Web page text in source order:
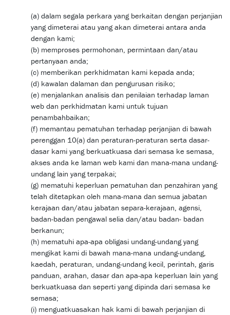
(a) dalam segala perkara yang berkaitan dengan perjanjian
yang dimeterai atau yang akan dimeterai antara anda
dengan kami;
(b) memproses permohonan, permintaan dan/atau
pertanyaan anda;
(c) memberikan perkhidmatan kami kepada anda;
(d) kawalan dalaman dan pengurusan risiko;
(e) menjalankan analisis dan penilaian terhadap laman
web dan perkhidmatan kami untuk tujuan
penambahbaikan;
(f) memantau pematuhan terhadap perjanjian di bawah
perenggan 10(a) dan peraturan-peraturan serta dasar-
dasar kami yang berkuatkuasa dari semasa ke semasa,
akses anda ke laman web kami dan mana-mana undang-
undang lain yang terpakai;
(g) mematuhi keperluan pematuhan dan penzahiran yang
telah ditetapkan oleh mana-mana dan semua jabatan
kerajaan dan/atau jabatan separa-kerajaan, agensi,
badan-badan pengawal selia dan/atau badan- badan
berkanun;
(h) mematuhi apa-apa obligasi undang-undang yang
mengikat kami di bawah mana-mana undang-undang,
kaedah, peraturan, undang-undang kecil, perintah, garis
panduan, arahan, dasar dan apa-apa keperluan lain yang
berkuatkuasa dan seperti yang dipinda dari semasa ke
semasa;
(i) menguatkuasakan hak kami di bawah perjanjian di